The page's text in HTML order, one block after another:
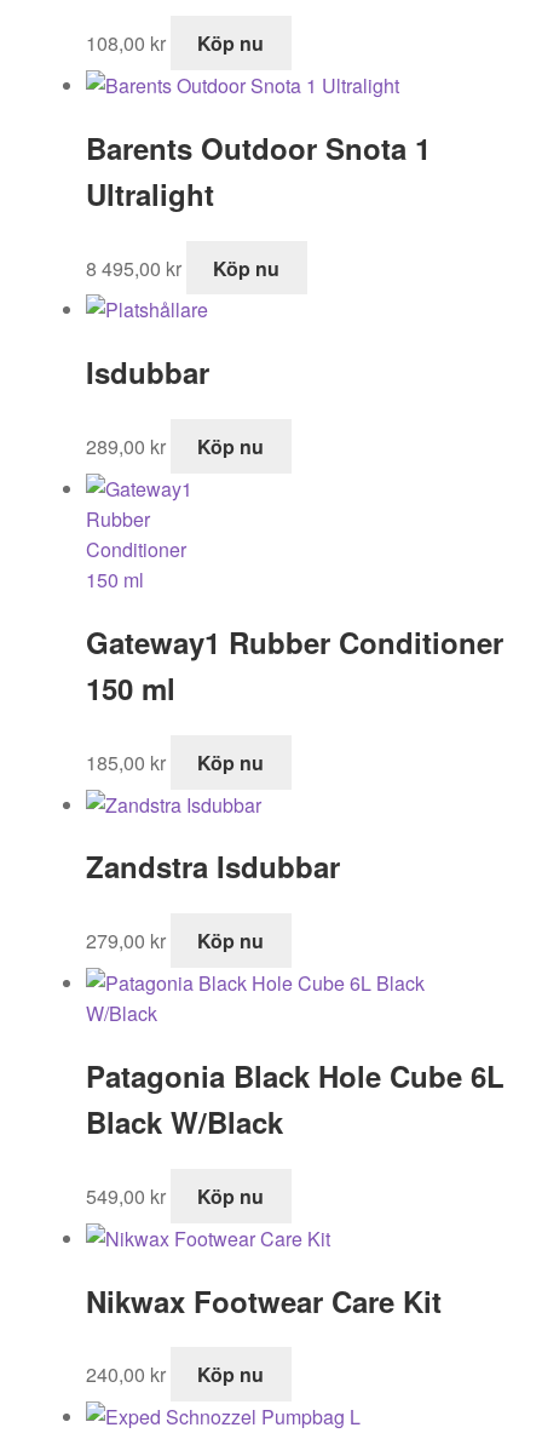
108,00 kr Köp nu
Barents Outdoor Snota 1
Ultralight
8 495,00 kr Köp nu
Isdubbar
289,00 kr Köp nu
Gateway1 Rubber Conditioner
150 ml
185,00 kr Köp nu
Zandstra Isdubbar
279,00 kr Köp nu
Patagonia Black Hole Cube 6L
Black W/Black
549,00 kr Köp nu
Nikwax Footwear Care Kit
240,00 kr Köp nu